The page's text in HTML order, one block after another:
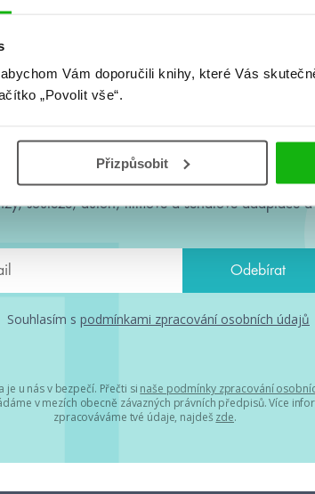
Vám doporučili knihy, které Vás
„Povolit vše“.
Přizpůsobit
#HumbookNews
každý měsíc rovnou do mailu! Nové
soutěže, autoři, filmové a seriálové adaptace
Souhlasím s podmínkami zpracování osobních údajů
je u nás v bezpečí. Přečti si naše podmínky zpracování
v mezích obecně závazných právních předpisů. Více
zpracováváme tvé údaje, najdeš zde.